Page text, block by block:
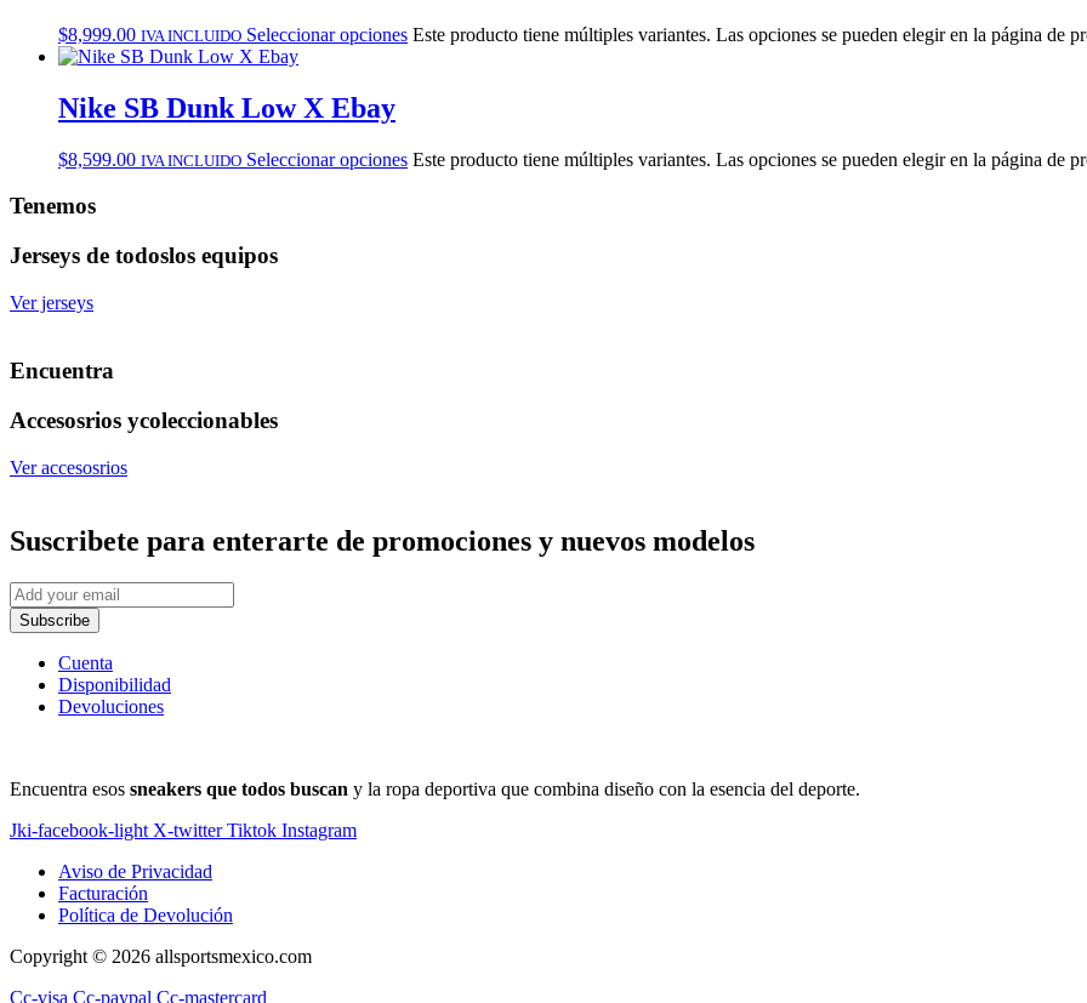
$8,999.00 IVA INCLUIDO Seleccionar opciones Este producto tiene múltiples variantes. Las opciones se pueden elegir en la página de
Nike SB Dunk Low X Ebay
$8,599.00 IVA INCLUIDO Seleccionar opciones Este producto tiene múltiples variantes. Las opciones se pueden elegir en la página de
Tenemos
Jerseys de todoslos equipos
Ver jerseys
Encuentra
Accesosrios ycoleccionables
Ver accesosrios
Suscribete para enterarte de promociones y nuevos modelos
Subscribe
Cuenta
Disponibilidad
Devoluciones
Encuentra esos sneakers que todos buscan y la ropa deportiva que combina diseño con la esencia del deporte.
Jki-facebook-light X-twitter Tiktok Instagram
Aviso de Privacidad
Facturación
Política de Devolución
Copyright © 2026 allsportsmexico.com
Cc-visa Cc-paypal Cc-mastercard